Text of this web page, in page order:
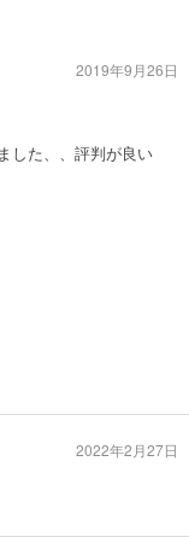
した、、評判が良い
2019年9月26日
2022年2月27日